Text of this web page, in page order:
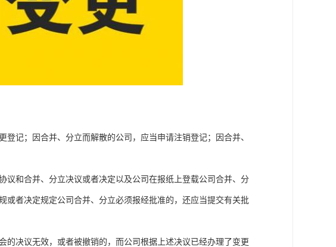
记；因合并、分立而解散的公司，应当申请注销登记；因合并、
议和合并、分立决议或者决定以及公司在报纸上登载公司合并、分
或者决定规定公司合并、分立必须报经批准的，还应当提交有关批
的决议无效，或者被撤销的，而公司根据上述决议已经办理了变更